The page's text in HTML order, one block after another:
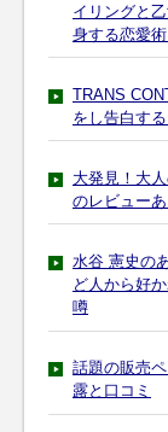
イリングと
身する恋愛
TRANS
をし告白す
大発見！大
のレビューあ
水谷 憲史の
ど人から好
噂
話題の販売
露と口コミ